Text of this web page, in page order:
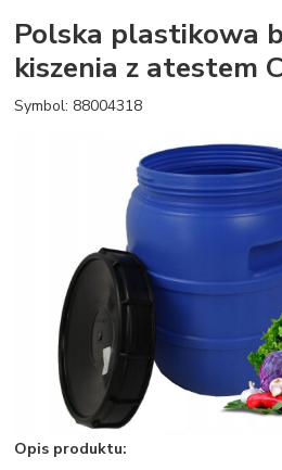
Polska plastikowa
kiszenia z atestem
Symbol: 88004318
Opis produktu: